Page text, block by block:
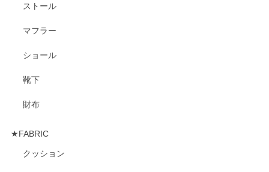
ストール
マフラー
ショール
靴下
財布
★FABRIC
クッション